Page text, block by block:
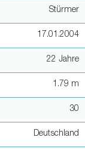
Stürmer
17.01.2004
22 Jahre
1.79 m
30
Deutschland